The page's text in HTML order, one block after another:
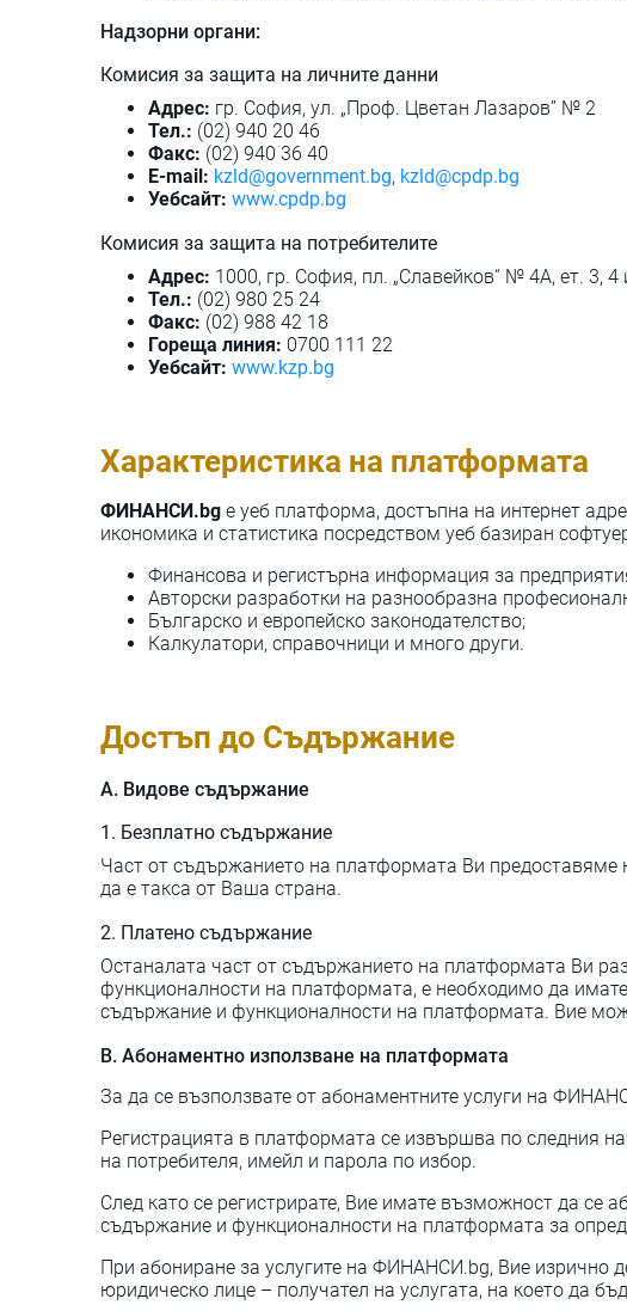
Надзорни органи:
Комисия за защита на личните данни
Адрес: гр. София, ул. „Проф. Цветан Лазаров” № 2
Тел.: (02) 940 20 46
Факс: (02) 940 36 40
E-mail: kzld@government.bg, kzld@cpdp.bg
Уебсайт: www.cpdp.bg
Комисия за защита на потребителите
Адрес: 1000, гр. София, пл. „Славейков“ № 4А, ет. 3, 4
Тел.: (02) 980 25 24
Факс: (02) 988 42 18
Гореща линия: 0700 111 22
Уебсайт: www.kzp.bg
Характеристика на платформата
ФИНАНСИ.bg е уеб платформа, достъпна на интернет
икономика и статистика посредством уеб базиран
Финансова и регистърна информация за
Авторски разработки на разнообразна
Българско и европейско законодателство;
Калкулатори, справочници и много други.
Достъп до Съдържание
А. Видове съдържание
1. Безплатно съдържание
Част от съдържанието на платформата Ви предоставяме
да е такса от Ваша страна.
2. Платено съдържание
Останалата част от съдържанието на платформата Ви
функционалности на платформата, е необходимо да
съдържание и функционалности на платформата. Вие
B. Абонаментно използване на платформата
За да се възползвате от абонаментните услуги на
Регистрацията в платформата се извършва по следния
на потребителя, имейл и парола по избор.
След като се регистрирате, Вие имате възможност да
съдържание и функционалности на платформата за
При абониране за услугите на ФИНАНСИ.bg, Вие изрично
юридическо лице – получател на услугата, на което да